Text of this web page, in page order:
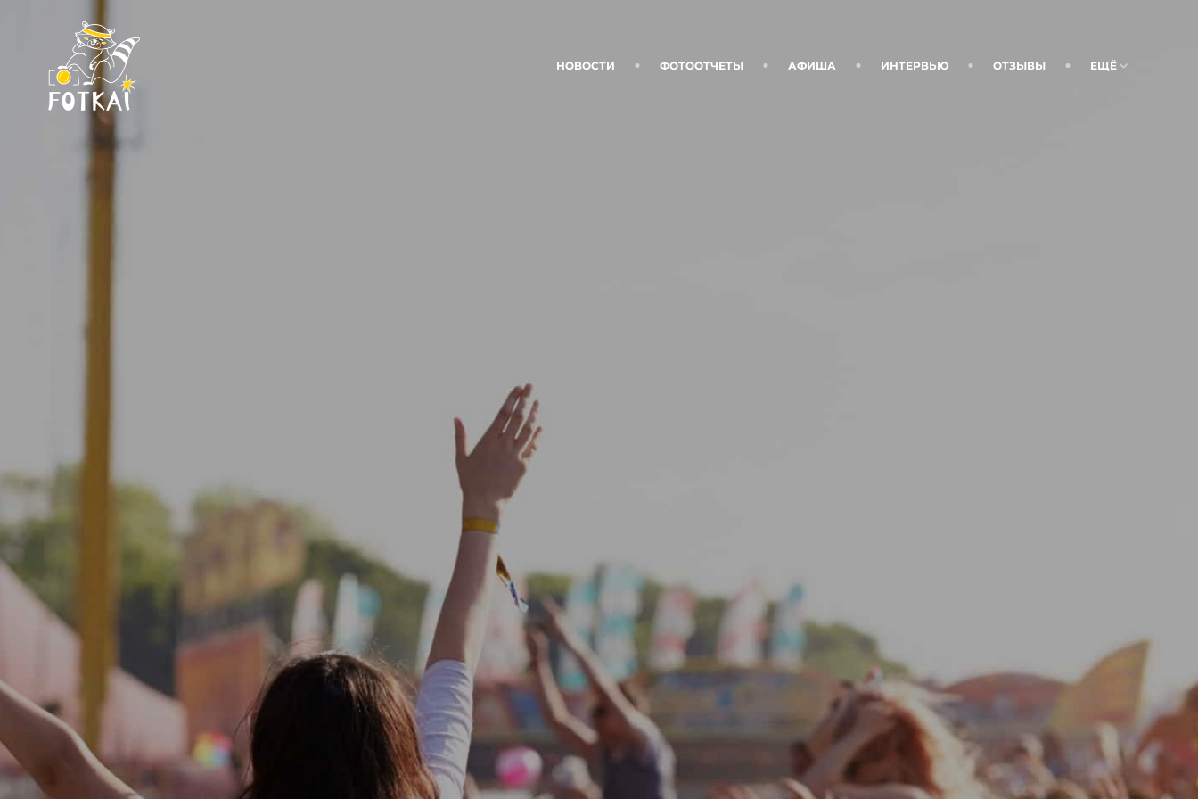
НОВОСТИ ФОТООТЧЕТЫ АФИША ИНТЕРВЬЮ ОТЗЫВЫ ЕЩЁ